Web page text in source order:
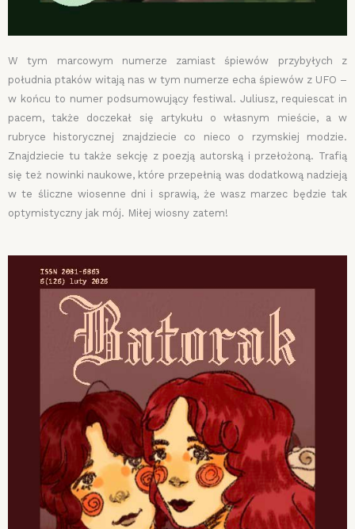
W tym marcowym numerze zamiast śpiewów przybyłych z
południa ptaków witają nas w tym numerze echa śpiewów z UFO –
w końcu to numer podsumowujący festiwal. Juliusz, requiescat in
pacem, także doczekał się artykułu o własnym mieście, a w
rubryce historycznej znajdziecie co nieco o rzymskiej modzie.
Znajdziecie tu także sekcję z poezją autorską i przełożoną. Trafią
się też nowinki naukowe, które przepełnią was dodatkową nadzieją
w te śliczne wiosenne dni i sprawią, że wasz marzec będzie tak
optymistyczny jak mój. Miłej wiosny zatem!